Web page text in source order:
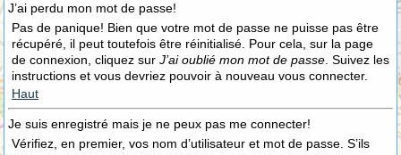
J’ai perdu mon mot de passe!
Pas de panique! Bien que votre mot de passe ne puisse pas être
récupéré, il peut toutefois être réinitialisé. Pour cela, sur la page
de connexion, cliquez sur J’ai oublié mon mot de passe . Suivez les
instructions et vous devriez pouvoir à nouveau vous connecter.
Haut
Je suis enregistré mais je ne peux pas me connecter!
Vérifiez, en premier, vos nom d’utilisateur et mot de passe. S’ils